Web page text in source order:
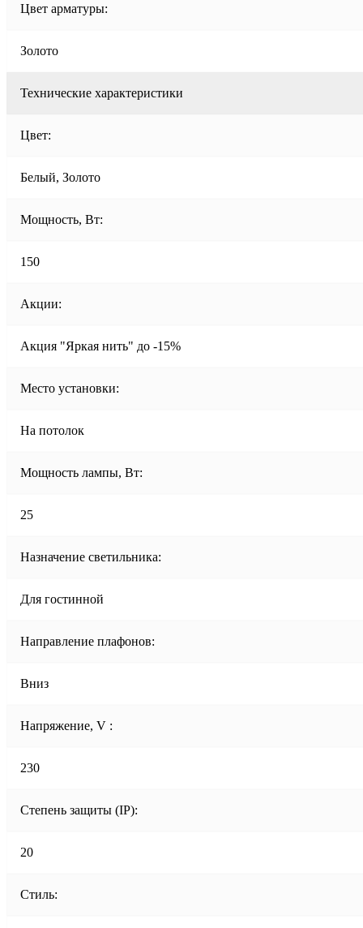
Цвет арматуры:
Золото
Технические характеристики
Цвет:
Белый, Золото
Мощность, Вт:
150
Акции:
Акция "Яркая нить" до -15%
Место установки:
На потолок
Мощность лампы, Вт:
25
Назначение светильника:
Для гостинной
Направление плафонов:
Вниз
Напряжение, V :
230
Степень защиты (IP):
20
Стиль: